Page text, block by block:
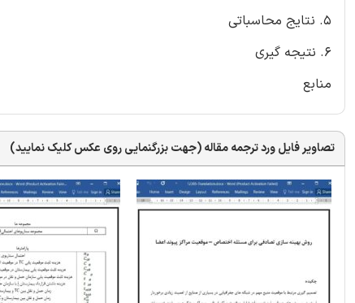
5. نتایج محاسباتی
6. نتیجه گیری
منابع
تصاویر فایل ورد ترجمه مقاله (جهت بزرگنمایی روی عکس کلیک نمایید)